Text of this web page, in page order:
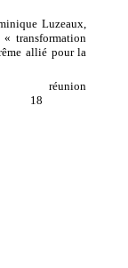
Luzeaux,
transformation
allié pour la
18